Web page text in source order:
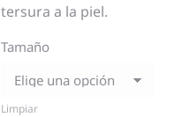
tersura a la piel.
Tamaño
Limpiar